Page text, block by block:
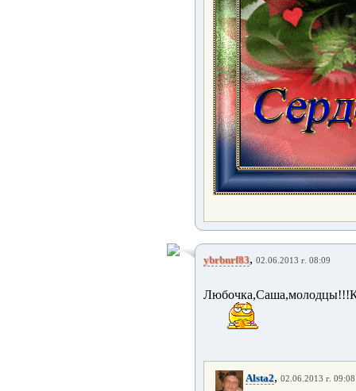
ybrbnrf83, 02.06.2013 г. 08:09
Alsta2, 02.06.2013 г. 09:08